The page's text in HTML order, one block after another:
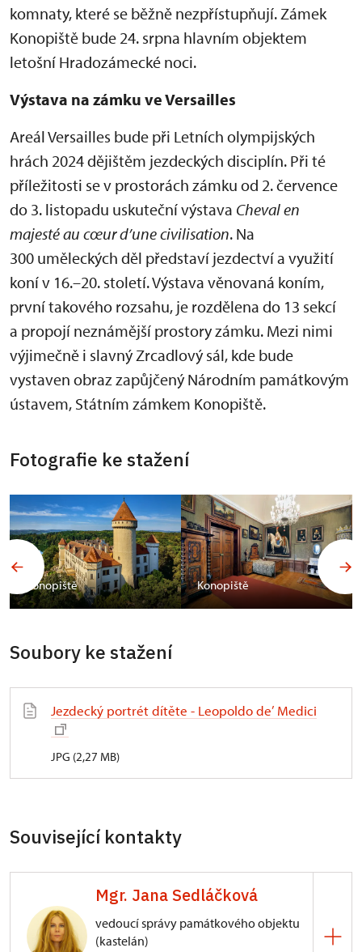
komnaty, které se běžně nezpřístupňují. Zámek
Konopiště bude 24. srpna hlavním objektem
letošní Hradozámecké noci.
Výstava na zámku ve Versailles
Areál Versailles bude při Letních olympijských
hrách 2024 dějištěm jezdeckých disciplín. Při té
příležitosti se v prostorách zámku od 2. července
do 3. listopadu uskuteční výstava Cheval en
majesté au cœur d’une civilisation. Na
300 uměleckých děl představí jezdectví a využití
koní v 16.–20. století. Výstava věnovaná koním,
první takového rozsahu, je rozdělena do 13 sekcí
a propojí neznámější prostory zámku. Mezi nimi
výjimečně i slavný Zrcadlový sál, kde bude
vystaven obraz zapůjčený Národním památkovým
ústavem, Státním zámkem Konopiště.
Fotografie ke stažení
Konopiště Konopiště
Soubory ke stažení
Jezdecký portrét dítěte - Leopoldo de’ Medici
JPG (2,27 MB)
Související kontakty
Mgr. Jana Sedláčková
vedoucí správy památkového objektu
(kastelán)